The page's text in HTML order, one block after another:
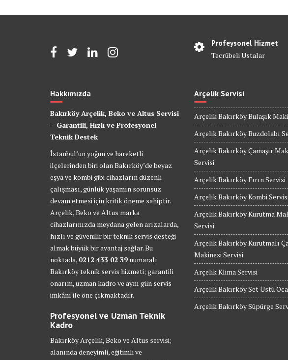
Profeysonel Hizmet
Tecrübeli Ustalar
Hakkımızda
Bakırköy Arçelik, Beko ve Altus Servisi
– Garantili, Hızlı ve Profesyonel
Teknik Destek
İstanbul’un yoğun ve hareketli
ilçelerinden biri olan Bakırköy’de beyaz
eşya ve kombi gibi cihazların düzenli
çalışması, günlük yaşamın sorunsuz
devam etmesi için kritik öneme sahiptir.
Arçelik, Beko ve Altus marka
cihazlarınızda meydana gelen arızalarda,
hızlı ve güvenilir bir teknik servis desteği
almak büyük bir avantaj sağlar. Bu
noktada, 0212 433 02 39 numaralı
Bakırköy teknik servis hizmeti; garantili
onarım, uzman kadro ve aynı gün servis
imkânı ile öne çıkmaktadır.
Profesyonel ve Uzman Teknik
Kadro
Bakırköy Arçelik, Beko ve Altus servisi;
alanında deneyimli, eğitimli ve
Arçelik Servisi
Arçelik Bakırköy Bulaşık
Arçelik Bakırköy Buzdolabı
Arçelik Bakırköy Çamaşır
Servisi
Arçelik Bakırköy Fırın Servisi
Arçelik Bakırköy Kombi Servisi
Arçelik Bakırköy Kurutma
Servisi
Arçelik Bakırköy Kurutmalı
Makinesi Servisi
Arçelik Klima Servisi
Arçelik Bakırköy Set Üstü
Arçelik Bakırköy Süpürge